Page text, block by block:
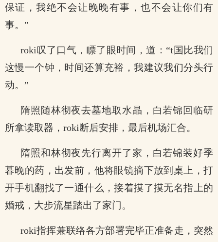
保证，我绝不会让晚晚有事，也不会让你们有
事。”
roki叹了口气，瞟了眼时间，道：“t国比我们
这慢一个钟，时间还算充裕，我建议我们分头行
动。”
隋照随林彻夜去墓地取水晶，白若锦回临研
所拿读取器，roki断后安排，最后机场汇合。
隋照和林彻夜先行离开了家，白若锦装好季
暮晚的药，出发前，他将眼镜摘下放到桌上，打
开手机翻找了一通什么，接着摸了摸无名指上的
婚戒，大步流星踏出了家门。
roki指挥兼联络各方部署完毕正准备走，突然